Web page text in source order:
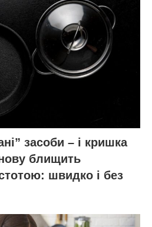
засоби – і кришка
блищить
швидко і без